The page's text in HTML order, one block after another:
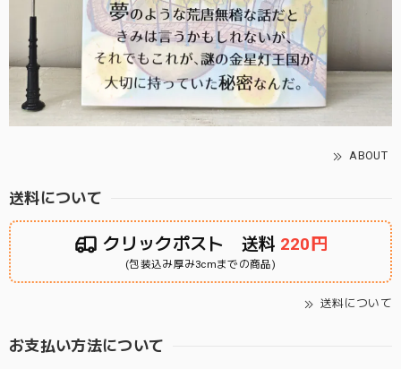
ABOUT
送料について
クリックポスト 送料 220円
(包装込み厚み3cmまでの商品)
送料について
お支払い方法について